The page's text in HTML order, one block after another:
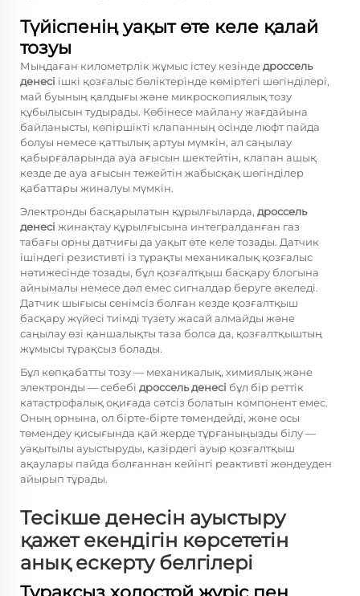
Түйіспенің уақыт өте келе қалай
тозуы
Мыңдаған километрлік жұмыс істеу кезіндедроссель
денесі ішкі қозғалыс бөліктерінде көміртегі шөгінділері,
май буының қалдығы және микроскопиялық тозу
құбылысын тудырады. Көбінесе майлану жағдайына
байланысты, көпіршікті клапанның осінде люфт пайда
болуы немесе қаттылық артуы мүмкін, ал саңылау
қабырғаларында ауа ағысын шектейтін, клапан ашық
кезде де ауа ағысын тежейтін жабысқақ шөгінділер
қабаттары жиналуы мүмкін.
Электронды басқарылатын құрылғыларда, дроссель
денесі жинақтау құрылғысына интегралданған газ
табағы орны датчиғы да уақыт өте келе тозады. Датчик
ішіндегі резистивті із тұрақты механикалық қозғалыс
нәтижесінде тозады, бұл қозғалтқыш басқару блогына
айнымалы немесе дәл емес сигналдар беруге әкеледі.
Датчик шығысы сенімсіз болған кезде қозғалтқыш
басқару жүйесі тиімді түзету жасай алмайды және
саңылау өзі қаншалықты таза болса да, қозғалтқыштың
жұмысы тұрақсыз болады.
Бұл көпқабатты тозу — механикалық, химиялық және
электронды — себебі дроссель денесі бұл бір реттік
катастрофалық оқиғада сәтсіз болатын компонент емес.
Оның орнына, ол бірте-бірте төмендейді, және осы
төмендеу қисығында қай жерде тұрғаныңызды білу —
уақытылы ауыстыруды, қазірдегі ауыр қозғалтқыш
ақаулары пайда болғаннан кейінгі реактивті жөндеуден
айырып тұрады.
Тесікше денесін ауыстыру
қажет екендігін көрсететін
анық ескерту белгілері